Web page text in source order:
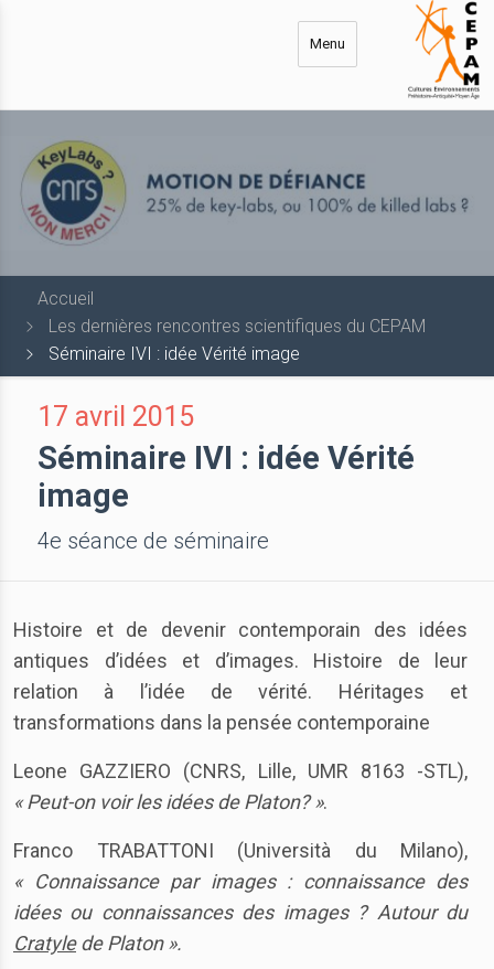
Menu
Accueil
Les dernières rencontres scientifiques du CEPAM
Séminaire IVI : idée Vérité image
17 avril 2015
Séminaire IVI : idée Vérité
image
4e séance de séminaire
Histoire et de devenir contemporain des idées
antiques d’idées et d’images. Histoire de leur
relation à l’idée de vérité. Héritages et
transformations dans la pensée contemporaine
Leone GAZZIERO (CNRS, Lille, UMR 8163 -STL),
« Peut-on voir les idées de Platon? ».
Franco TRABATTONI (Università du Milano),
« Connaissance par images : connaissance des
idées ou connaissances des images ? Autour du
Cratylede Platon ».